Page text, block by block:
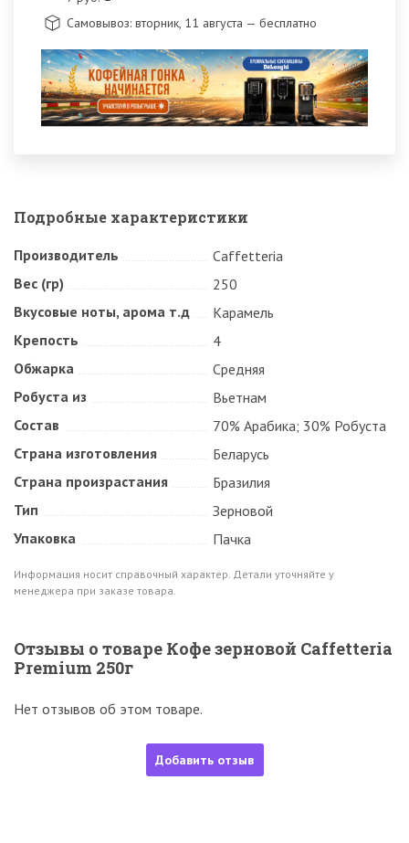
Самовывоз: вторник, 11 августа — бесплатно
Подробные характеристики
Производитель
Caffetteria
Вес (гр)
250
Вкусовые ноты, арома т.д
Карамель
Крепость
4
Обжарка
Средняя
Робуста из
Вьетнам
Состав
70% Арабика; 30% Робуста
Страна изготовления
Беларусь
Страна произрастания
Бразилия
Тип
Зерновой
Упаковка
Пачка
Информация носит справочный характер. Детали уточняйте у
менеджера при заказе товара.
Отзывы о товаре Кофе зерновой Caffetteria
Premium 250г
Нет отзывов об этом товаре.
Добавить отзыв